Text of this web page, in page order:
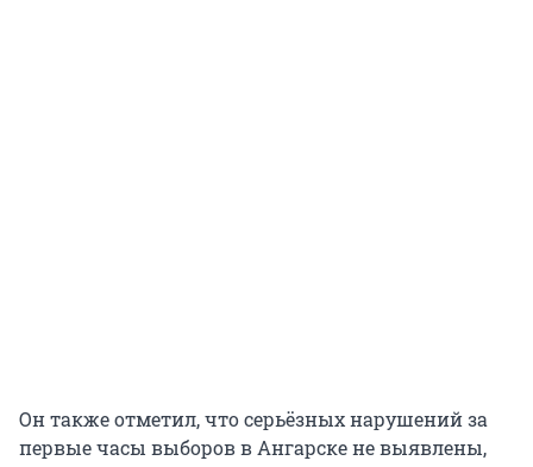
Он также отметил, что серьёзных нарушений за
первые часы выборов в Ангарске не выявлены,